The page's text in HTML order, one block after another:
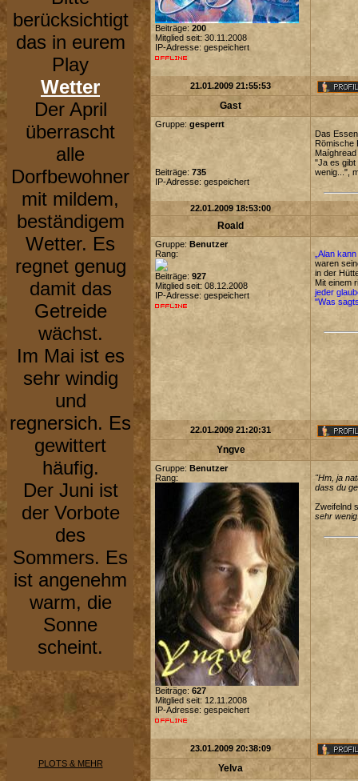
berücksichtigt
das in eurem
Play
Wetter
Der April
überrascht
alle
Dorfbewohner
mit mildem,
beständigem
Wetter. Es
regnet genug
damit das
Getreide
wächst.
Im Mai ist es
sehr windig
und
regnersich. Es
gewittert
häufig.
Der Juni ist
der Vorbote
des
Sommers. Es
ist angenehm
warm, die
Sonne
scheint.
PLOTS & MEHR
Beiträge: 200
Mitglied seit: 30.11.2008
IP-Adresse: gespeichert
21.01.2009 21:55:53
Gast
Gruppe: gesperrt
Beiträge: 735
IP-Adresse: gespeichert
Das
Römische
"Ja es gibt
wenig...",
22.01.2009 18:53:00
Roald
Gruppe: Benutzer
Rang:
Beiträge: 927
Mitglied seit: 08.12.2008
IP-Adresse: gespeichert
„Alan
waren
in der
Mit einem
jeder
"Was
22.01.2009 21:20:31
Yngve
Gruppe: Benutzer
Rang:
Beiträge: 627
Mitglied seit: 12.11.2008
IP-Adresse: gespeichert
"Hm, ja
dass du
Zweifelnd
sehr
23.01.2009 20:38:09
Yelva